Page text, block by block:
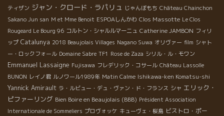
ティザン ジャン・クロード・ラパリュ じゃんぼもち Château Chainchon
Sakano Jun san M et Mme Benoit ESPOAしんかわ Clos Massotte Le Clos
Rougeard Le Bourg 96 コルトン・シャルルマーニュ Catherine JAMBON フィリ
ップ Catalunya 2018 Beaujolais Villages Nagano Suwa オリヴァー film シャト
ー・ロックフォール Domaine Sabre TF1 Rose de Zaza シリル・ル・モワン
Emmanuel Lassaigne Fujisawa フレデリック・コサール Château Lassolle
BUNON レイノ君 ルノワール1989年 Matin Calme Ishikawa-ken Komatsu-shi
Yannick Amirault ラ・ルビュー・デュ・ヴァン・ド・フランス シャ エリック・
ピファーリング Bien Boire en Beaujolais (BBB) Président Association
Internationale de Sommeliers プロヴォッケ キューヴェ・桜島 ビストロ・ポー